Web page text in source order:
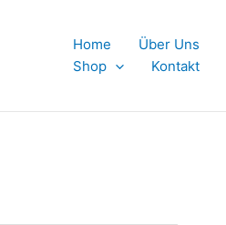
Home Über Uns
Shop
Kontakt